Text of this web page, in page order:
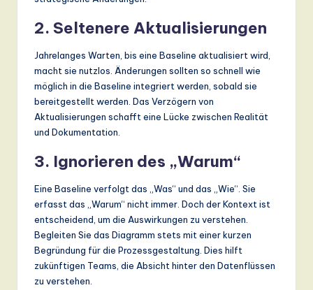
2. Seltenere Aktualisierungen
Jahrelanges Warten, bis eine Baseline aktualisiert wird,
macht sie nutzlos. Änderungen sollten so schnell wie
möglich in die Baseline integriert werden, sobald sie
bereitgestellt werden. Das Verzögern von
Aktualisierungen schafft eine Lücke zwischen Realität
und Dokumentation.
3. Ignorieren des „Warum“
Eine Baseline verfolgt das „Was“ und das „Wie“. Sie
erfasst das „Warum“ nicht immer. Doch der Kontext ist
entscheidend, um die Auswirkungen zu verstehen.
Begleiten Sie das Diagramm stets mit einer kurzen
Begründung für die Prozessgestaltung. Dies hilft
zukünftigen Teams, die Absicht hinter den Datenflüssen
zu verstehen.